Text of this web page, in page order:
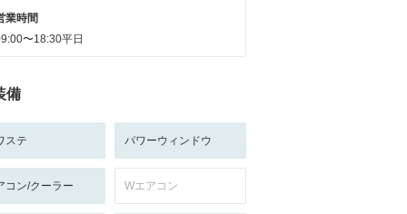
業時間
〜18:30平日
備
ステ パワーウィンドウ
コン/クーラー Wエアコン